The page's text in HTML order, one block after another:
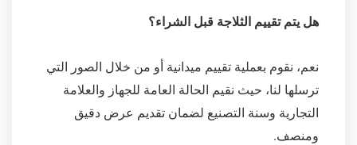
هل يتم تقييم الثلاجة قبل الشراء؟
نعم، نقوم بعملية تقييم ميدانية أو من خلال الصور التي
ترسلها لنا، حيث نقيم الحالة العامة للجهاز والعلامة
التجارية وسنة التصنيع لضمان تقديم عرض دقيق
ومنصف.